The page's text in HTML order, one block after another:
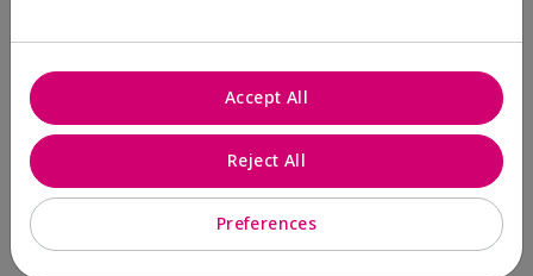
2
Smudges and flakes
porMaryS
Evaluado en
Preferences
Reject All
Accept All